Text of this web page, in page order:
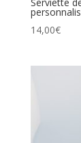
14,00€